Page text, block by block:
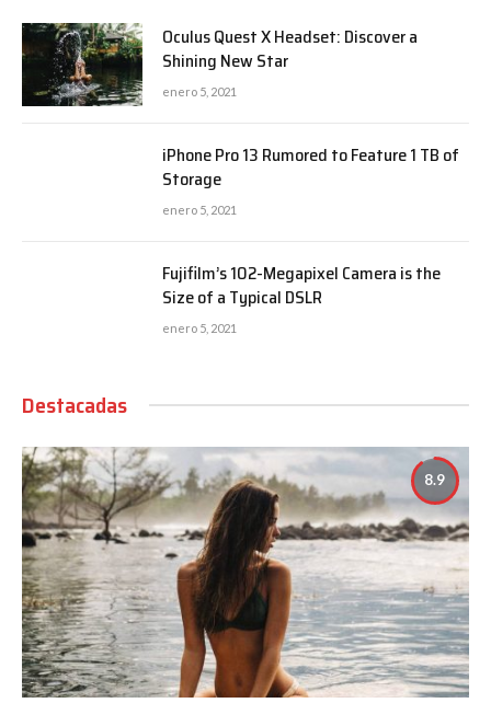
Oculus Quest X Headset: Discover a
Shining New Star
enero 5, 2021
iPhone Pro 13 Rumored to Feature 1 TB of
Storage
enero 5, 2021
Fujifilm’s 102-Megapixel Camera is the
Size of a Typical DSLR
enero 5, 2021
Destacadas
8.9